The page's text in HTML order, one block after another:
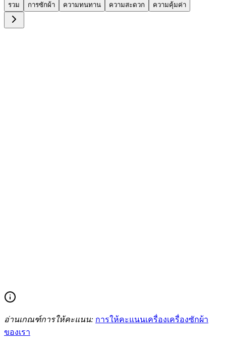
รวม การซักผ้า ความทนทาน ความสะดวก ความคุ้มค่า
อ่านเกณฑ์การให้คะแนน: การให้คะแนนเครื่องเครื่องซักผ้า
ของเรา